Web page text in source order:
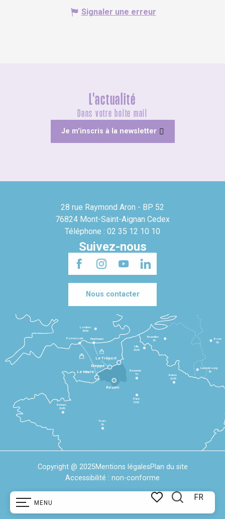
MENU
Voir les favoris
Recherche
FR
Signaler une erreur
L'actualité
Dans votre boîte mail
Je m'inscris à la newsletter
28 rue Raymond Aron - BP 52
76824 Mont-Saint-Aignan Cedex
Téléphone : 02 35 12 10 10
Suivez-nous
Nous contacter
Le Havre
Dieppe
Le Tréport
Rennes
2h30
Tours
3h
Paris
1h30
Beauvais
1h
Reims
2h45
Lille
2h30
Bruxelles
3h
Londres
3h30
Newhaven
Portsmouth
Bonn
5h
Luxembourg
4h
Rouen
Copyright @ 2025Mentions légalesPlan du site
Accessibilité : non-conforme